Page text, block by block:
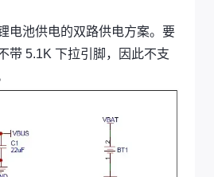
电池供电的双路供电方案。要
带 5.1K 下拉引脚，因此不支